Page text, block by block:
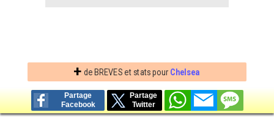
+ de BREVES et stats pour Chelsea
Partage
Facebook
Partage
Twitter